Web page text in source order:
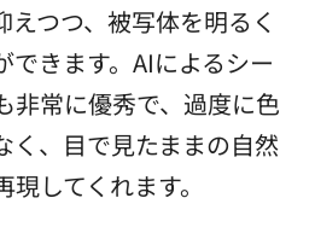
えつつ、被写体を明るく
できます。AIによるシー
非常に優秀で、過度に色
く、目で見たままの自然
してくれます。